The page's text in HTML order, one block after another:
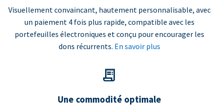
Visuellement convaincant, hautement personnalisable, avec
un paiement 4 fois plus rapide, compatible avec les
portefeuilles électroniques et conçu pour encourager les
dons récurrents. En savoir plus
Une commodité optimale